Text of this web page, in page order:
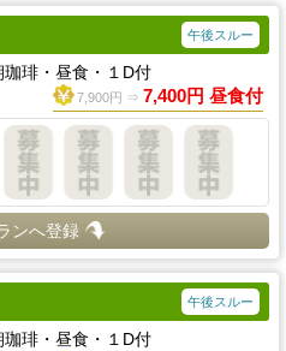
午後スルー
琲・昼食・１D付
7,900円 ⇒ 7,400円 昼食付
ンへ登録
午後スルー
琲・昼食・１D付